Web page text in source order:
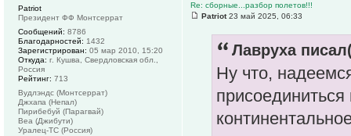
Re: сборные...разбор полетов!!!
Patriot23 май 2025, 06:33
Лавруха
Ну что,
Patriot
Президент ФФ Монтсеррат
Сообщений: 8786
Благодарностей: 1432
Зарегистрирован: 05 мар 2010, 15:20
Откуда: г. Кушва, Свердловская обл.,
Россия
Рейтинг: 713
Вудлэндс (Монтсеррат)
Джхапа (Непал)
Пирибебуй (Парагвай)
Веа (Джибути)
Уралец-ТС (Россия)